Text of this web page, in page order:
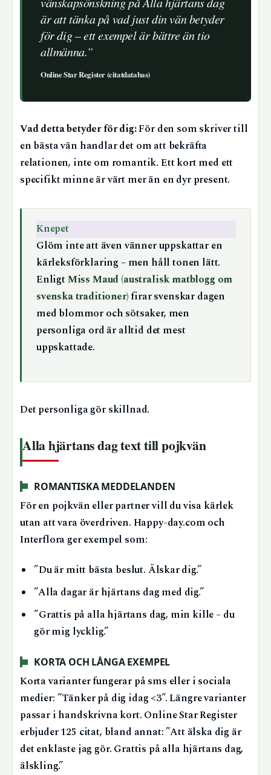
är att tänka på vad just din vän betyder
för dig – ett exempel är bättre än tio
allmänna.”
Online Star Register (citatdatabas)
Vad detta betyder för dig:För den som skriver till
en bästa vän handlar det om att bekräfta
relationen, inte om romantik. Ett kort med ett
specifikt minne är värt mer än en dyr present.
Knepet
Glöm inte att även vänner uppskattar en
kärleksförklaring – men håll tonen lätt.
EnligtMiss Maud (australisk matblogg om
svenska traditioner)firar svenskar dagen
med blommor och sötsaker, men
personliga ord är alltid det mest
uppskattade.
Det personliga gör skillnad.
Alla hjärtans dag text till pojkvän
ROMANTISKA MEDDELANDEN
För en pojkvän eller partner vill du visa kärlek
utan att vara överdriven. Happy-day.com och
Interflora ger exempel som:
”Du är mitt bästa beslut. Älskar dig.”
”Alla dagar är hjärtans dag med dig.”
”Grattis på alla hjärtans dag, min kille – du
gör mig lycklig.”
KORTA OCH LÅNGA EXEMPEL
Korta varianter fungerar på sms eller i sociala
medier: ”Tänker på dig idag <3”. Längre varianter
passar i handskrivna kort. Online Star Register
erbjuder 125 citat, bland annat: ”Att älska dig är
det enklaste jag gör. Grattis på alla hjärtans dag,
älskling.”